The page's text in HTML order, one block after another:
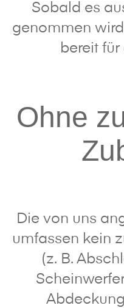
Sobald es
genommen
bereit
Ohne
Die von uns
umfassen kein
(z. B.